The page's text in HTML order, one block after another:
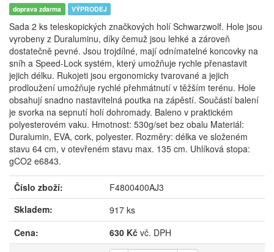
doprava zdarma VÝPRODEJ
Sada 2 ks teleskopických značkových holí Schwarzwolf. Hole jsou
vyrobeny z Duraluminu, díky čemuž jsou lehké a zároveň
dostatečně pevné. Jsou trojdílné, mají odnímatelné koncovky na
sníh a Speed-Lock systém, který umožňuje rychle přenastavit
jejich délku. Rukojeti jsou ergonomicky tvarované a jejich
prodloužení umožňuje rychlé přehmátnutí v těžším terénu. Hole
obsahují snadno nastavitelná poutka na zápěstí. Součástí balení
je svorka na sepnutí holí dohromady. Baleno v praktickém
polyesterovém vaku. Hmotnost: 530g/set bez obalu Materiál:
Duralumin, EVA, cork, polyester. Rozměry: délka ve složeném
stavu 64 cm, v otevřeném stavu max. 135 cm. Uhlíková stopa:
gCO2 e6843.
Číslo zboží:
F4800400AJ3
Skladem:
917 ks
Cena:
630 Kč vč. DPH